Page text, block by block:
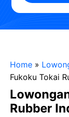
Home »
Fukoku Tokai
Rubber